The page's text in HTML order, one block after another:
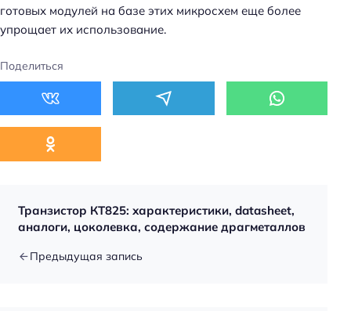
готовых модулей на базе этих микросхем еще более
упрощает их использование.
Поделиться
Транзистор КТ825: характеристики, datasheet,
аналоги, цоколевка, содержание драгметаллов
Предыдущая запись